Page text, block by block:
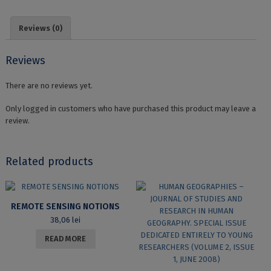
SETTLEMENTS
ORGANIZATION
THE
SPACE
quantity
Reviews (0)
Reviews
There are no reviews yet.
Only logged in customers who have purchased this product may leave a
review.
Related products
REMOTE SENSING NOTIONS
38,06lei
READ MORE